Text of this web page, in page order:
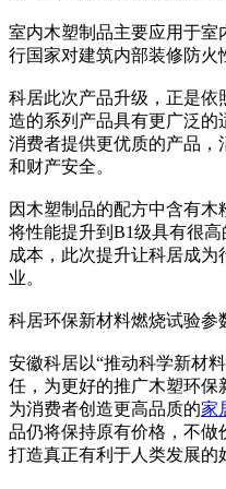
室内木塑制品主要应用于室
行国家对建筑内部装修防火
科居此次产品升级，正是
造的系列产品具有更广泛的
消费者提供更优质的产品
和财产安全。
因木塑制品的配方中含有木
将性能提升到B1级具有很
成本，此次提升让科居成
业。
科居环保新材料燃烧试验参
安徽科居以“推动科学新材
任，为更好的推广木塑环保
为消费者创造更高品质的家
品仍将保持原有价格，不做
打造真正有利于人类发展的